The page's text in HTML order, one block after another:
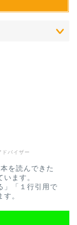
バイザー
を読んできた
ます。
」「１行引用で
。
する
書一覧
物語